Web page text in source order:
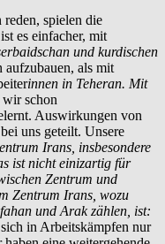
spielen die
es einfacher, mit
und kurdischen
als mit
innen in Teheran. Mit
schon
Auswirkungen von
uns geteilt. Unsere
Irans, insbesondere
ist nicht einizartig für
Zentrum und
Zentrum Irans, wozu
und Arak zählen, ist:
in Arbeitskämpfen nur